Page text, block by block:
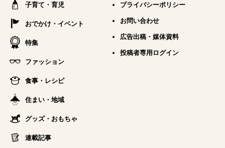
子育て・育児
おでかけ・イベント
特集
ファッション
食事・レシピ
住まい・地域
グッズ・おもちゃ
連載記事
プライバシーポリシー
お問い合わせ
広告出稿・媒体資料
投稿者専用ログイン